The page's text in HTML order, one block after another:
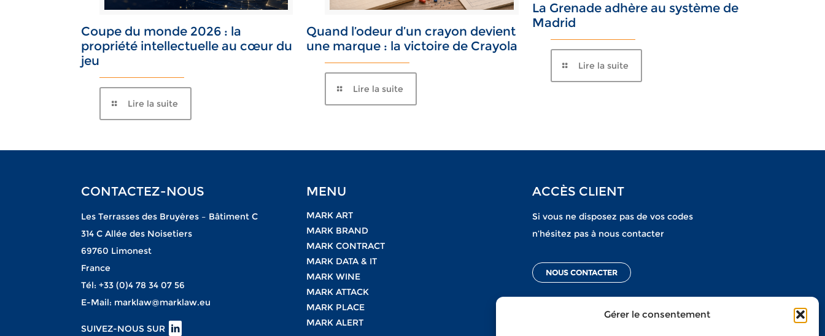
Gérer le consentement
Coupe du monde 2026 : la
propriété intellectuelle au cœur du
jeu
Lire la suite
Quand l’odeur d’un crayon devient
une marque : la victoire de Crayola
Lire la suite
La Grenade adhère au système de
Madrid
Lire la suite
CONTACTEZ-NOUS
Les Terrasses des Bruyères – Bâtiment C
314 C Allée des Noisetiers
69760 Limonest
France
Tél:+33 (0)4 78 34 07 56
E-Mail: marklaw@marklaw.eu
SUIVEZ-NOUS SUR
MENU
MARK ART
MARK BRAND
MARK CONTRACT
MARK DATA & IT
MARK WINE
MARK ATTACK
MARK PLACE
MARK ALERT
ACCÈS CLIENT
Si vous ne disposez pas de vos codes
n’hésitez pas à nous contacter
NOUS CONTACTER